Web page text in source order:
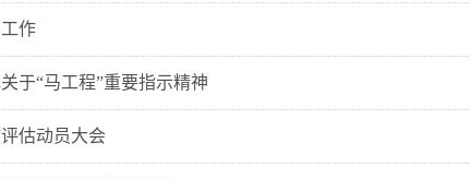
作
于“马工程”重要指示精神
估动员大会